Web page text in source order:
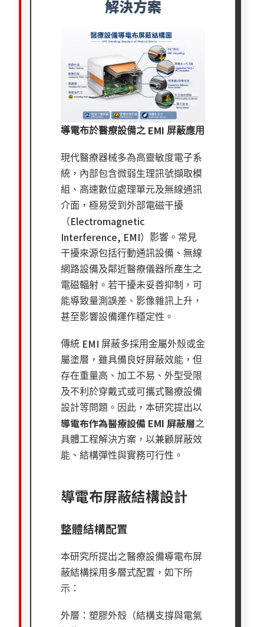
解決方案
導電布於醫療設備之 EMI屏蔽應用
現代醫療器械多為高靈敏度電子系
統，內部包含微弱生理訊號擷取模
組、高速數位處理單元及無線通訊
介面，極易受到外部電磁干擾
（Electromagnetic
Interference, EMI）影響。常見
干擾來源包括行動通訊設備、無線
網路設備及鄰近醫療儀器所產生之
電磁輻射。若干擾未妥善抑制，可
能導致量測誤差、影像雜訊上升，
甚至影響設備運作穩定性。
傳統 EMI屏蔽多採用金屬外殼或金
屬塗層，雖具備良好屏蔽效能，但
存在重量高、加工不易、外型受限
及不利於穿戴式或可攜式醫療設備
設計等問題。因此，本研究提出以
導電布作為醫療設備 EMI屏蔽層之
具體工程解決方案，以兼顧屏蔽效
能、結構彈性與實務可行性。
導電布屏蔽結構設計
整體結構配置
本研究所提出之醫療設備導電布屏
蔽結構採用多層式配置，如下所
示：
外層：塑膠外殼（結構支撐與電氣